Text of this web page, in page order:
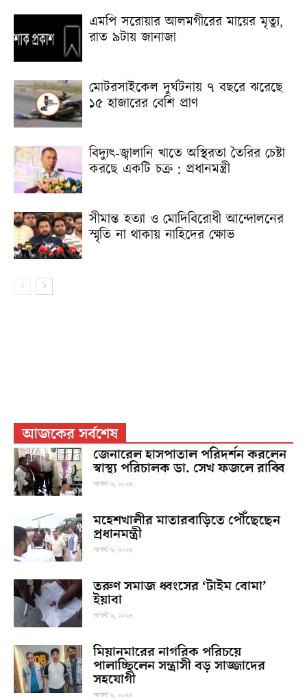
এমপি সরোয়ার আলমগীরের মায়ের মৃত্যু,
রাত ৯টায় জানাজা
মোটরসাইকেল দুর্ঘটনায় ৭ বছরে ঝরেছে
১৫ হাজারের বেশি প্রাণ
বিদ্যুৎ-জ্বালানি খাতে অস্থিরতা তৈরির চেষ্টা
করছে একটি চক্র : প্রধানমন্ত্রী
সীমান্ত হত্যা ও মোদিবিরোধী আন্দোলনের
স্মৃতি না থাকায় নাহিদের ক্ষোভ
আজকের সর্বশেষ
জেনারেল হাসপাতাল পরিদর্শন করলেন
স্বাস্থ্য পরিচালক ডা. সেখ ফজলে রাব্বি
আগস্ট ৯, ২০২৬
মহেশখালীর মাতারবাড়িতে পৌঁছেছেন
প্রধানমন্ত্রী
আগস্ট ৯, ২০২৬
তরুণ সমাজ ধ্বংসের ‘টাইম বোমা’
ইয়াবা
আগস্ট ৯, ২০২৬
মিয়ানমারের নাগরিক পরিচয়ে
পালাচ্ছিলেন সন্ত্রাসী বড় সাজ্জাদের
সহযোগী
আগস্ট ৯, ২০২৬